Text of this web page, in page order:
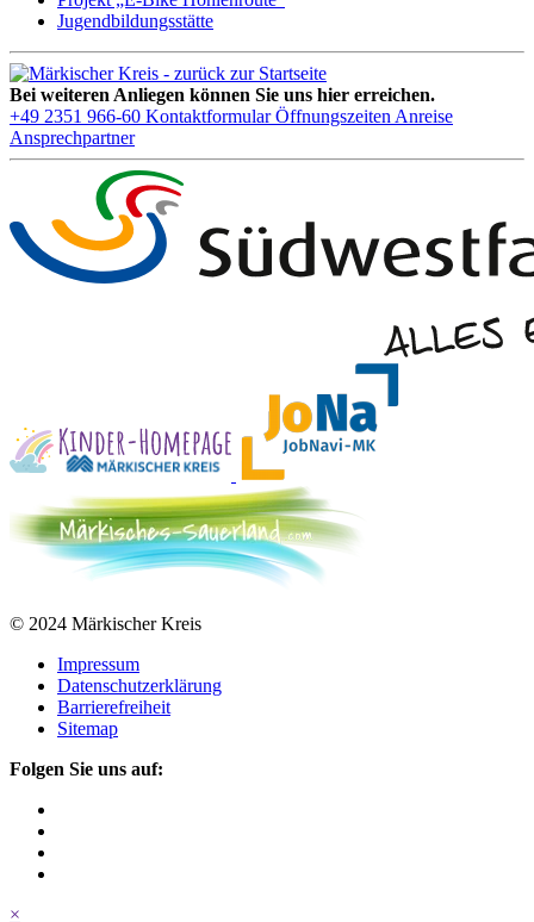
Jugendbildungsstätte
Bei weiteren Anliegen können Sie uns hier erreichen.
+49 2351 966-60 Kontaktformular Öffnungszeiten Anreise
Ansprechpartner
© 2024 Märkischer Kreis
Impressum
Datenschutzerklärung
Barrierefreiheit
Sitemap
Folgen Sie uns auf:
×